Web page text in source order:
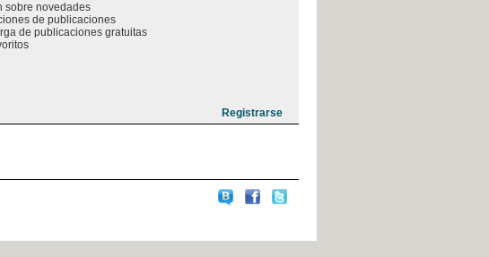
sobre novedades
de publicaciones
de publicaciones gratuitas